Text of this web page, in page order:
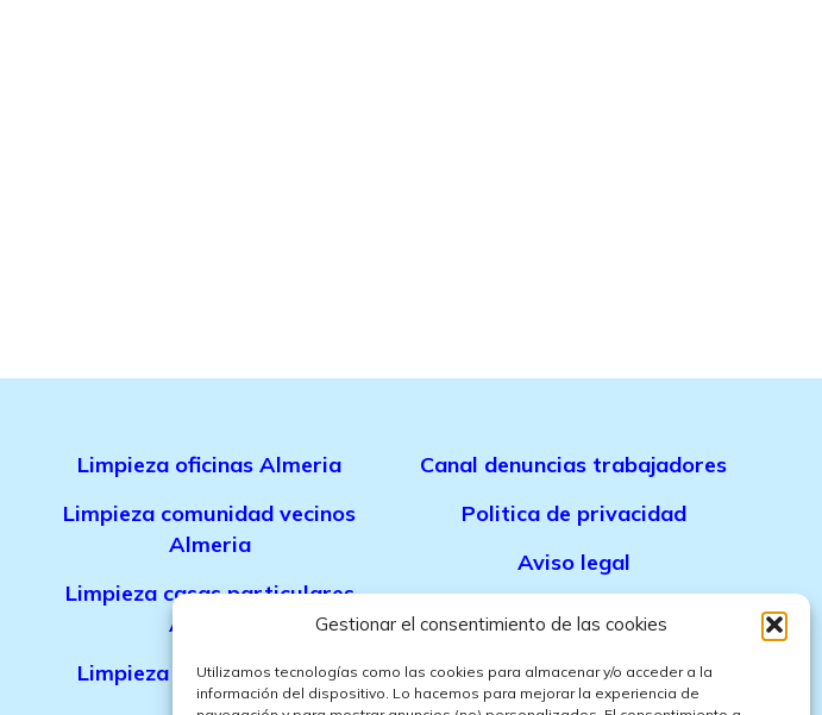
Gestionar el consentimiento de las cookies
Utilizamos tecnologías como las cookies para almacenar y/o acceder a la
información del dispositivo. Lo hacemos para mejorar la experiencia de
Limpieza oficinas Almeria
Limpieza comunidad vecinos
Almeria
Limpieza casas particulares
Almeria
Limpieza de obra Almeria
Canal denuncias trabajadores
Politica de privacidad
Aviso legal
Politica de cookies
Politica de ventas
Politica de confidencialidad